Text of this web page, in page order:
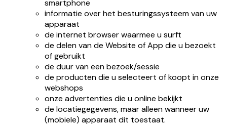
smartphone
informatie over het besturingssysteem van uw
apparaat
de internet browser waarmee u surft
de delen van de Website of App die u bezoekt
of gebruikt
de duur van een bezoek/sessie
de producten die u selecteert of koopt in onze
webshops
onze advertenties die u online bekijkt
de locatiegegevens, maar alleen wanneer uw
(mobiele) apparaat dit toestaat.